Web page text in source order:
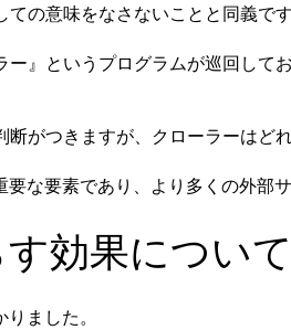
の意味をなさないことと同義です
』というプログラムが巡回し
がつきますが、クローラーはど
な要素であり、より多くの外部
効果について
ました。